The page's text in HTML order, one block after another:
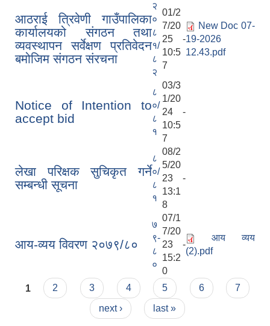
आठराई त्रिवेणी गाउँपालिका
कार्यालयको संगठन तथा
व्यवस्थापन सर्वेक्षण प्रतिवेदन
बमोजिम संगठन संरचना
२
०
८
१/
८
२
01/2
7/20
25 -
10:5
7
New Doc 07-
19-2026
12.43.pdf
Notice of Intention to
accept bid
८
०/
८
१
03/3
1/20
24 -
10:5
7
लेखा परिक्षक सुचिकृत गर्ने
सम्बन्धी सूचना
८
०/
८
१
08/2
5/20
23 -
13:1
8
आय‍-व्यय विवरण २०७९/८०
७
९-
८
०
07/1
7/20
23 -
15:2
0
आय व्यय
(2).pdf
Pages
1 2 3 4 5 6
7
next ›
last »